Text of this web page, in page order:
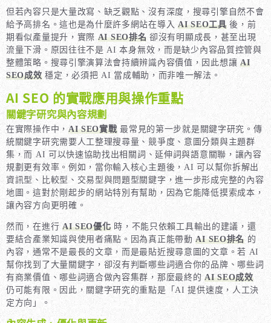
但若內容只是大量改寫、缺乏觀點、沒有深度，搜尋引擎自然不會
給予高排名。這也是為什麼許多網站在導入 AI SEO工具後，前
期看似產量提升，實際 AI SEO排名 卻沒有明顯成長，甚至出現
流量下滑。原因往往不是 AI 本身無效，而是缺少內容品質控管與
整體策略。搜尋引擎演算法會持續辨識內容價值，因此想讓 AI
SEO成效穩定，必須把 AI 當成輔助，而非唯一解法。
AI SEO 的實戰應用與操作重點
關鍵字研究與內容規劃
在實際操作中， AI SEO實戰最常見的第一步就是關鍵字研究。傳
統關鍵字研究需要人工整理搜尋量、競爭度、意圖分類與主題群
集，而 AI 可以快速協助找出相關詞、延伸詞與語意關聯，讓內容
規劃更有效率。例如，當你輸入核心主題後，AI 可以幫你拆解出
資訊型、比較型、交易型與問題型關鍵字，進一步形成完整的內容
地圖。這對於剛起步的網站特別有幫助，因為它能降低摸索成本，
讓內容方向更明確。
然而，在進行 AI SEO優化時，不能只依賴工具輸出的建議，還
要結合產業知識與使用者痛點。因為真正能帶動AI SEO排名 的
內容，通常不是最長的文章，而是最貼近搜尋意圖的文章。若 AI
幫你找到了大量關鍵字，卻沒有判斷哪些詞適合你的品牌、哪些詞
有商業價值、哪些詞適合做內容集群，那麼最終的AI SEO成效
仍可能有限。因此，關鍵字研究的重點是「AI 提供速度，人工決
定方向」。